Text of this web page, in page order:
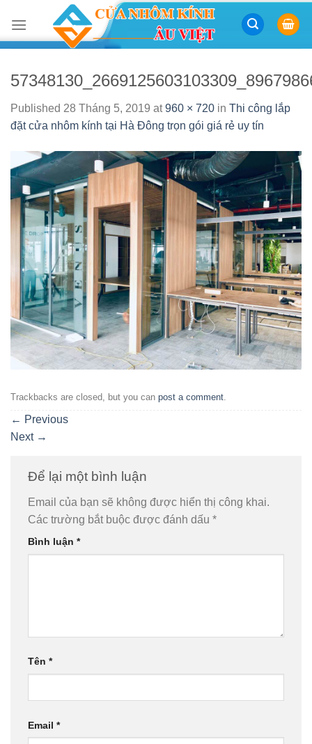
content
Published 28 Tháng 5, 2019 at960 × 720 in Thi công lắp
đặt cửa nhôm kính tại Hà Đông trọn gói giá rẻ uy tín
Trackbacks are closed, but you can post a comment
← Previous
Next →
Để lại một bình luận
Email của bạn sẽ không được hiển thị công khai.
Các trường bắt buộc được đánh dấu *
Bình luận *
Tên *
Email *